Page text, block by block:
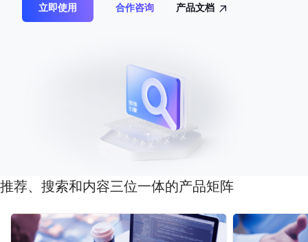
立即使用 合作咨询 产品文档
推荐、搜索和内容三位一体的产品矩阵